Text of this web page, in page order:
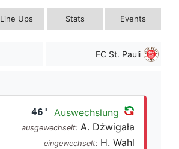
Line Ups Stats Events
FC St. Pauli
46' Auswechslung
ausgewechselt: A. Dźwigała
eingewechselt: H. Wahl